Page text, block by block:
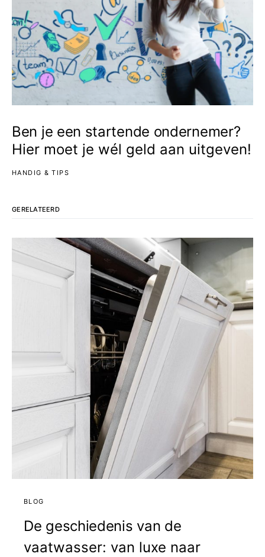
Ben je een startende ondernemer?
Hier moet je wél geld aan uitgeven!
HANDIG & TIPS
GERELATEERD
BLOG
De geschiedenis van de
vaatwasser: van luxe naar